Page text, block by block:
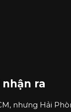
ra
nhưng Hải